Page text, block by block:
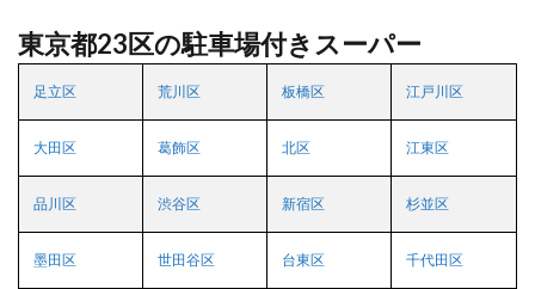
東京都23区の駐車場付きスーパー
足立区 荒川区 板橋区 江戸川区
大田区 葛飾区 北区 江東区
品川区 渋谷区 新宿区 杉並区
墨田区 世田谷区 台東区 千代田区